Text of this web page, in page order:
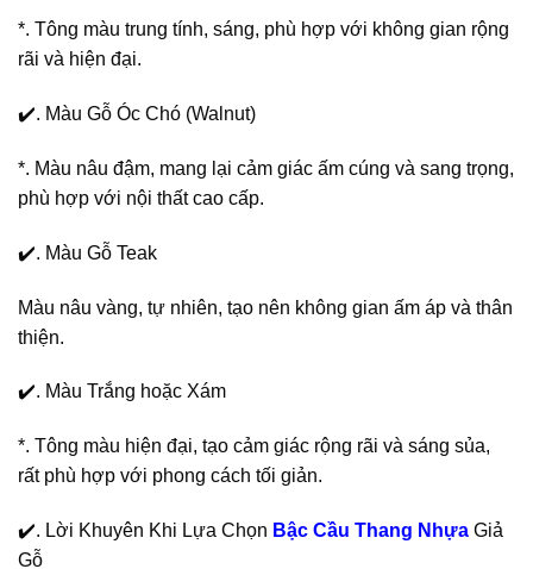
*. Tông màu trung tính, sáng, phù hợp với không gian rộng
rãi và hiện đại.
✔️. Màu Gỗ Óc Chó (Walnut)
*. Màu nâu đậm, mang lại cảm giác ấm cúng và sang trọng,
phù hợp với nội thất cao cấp.
✔️. Màu Gỗ Teak
Màu nâu vàng, tự nhiên, tạo nên không gian ấm áp và thân
thiện.
✔️. Màu Trắng hoặc Xám
*. Tông màu hiện đại, tạo cảm giác rộng rãi và sáng sủa,
rất phù hợp với phong cách tối giản.
✔️. Lời Khuyên Khi Lựa Chọn Bậc Cầu Thang Nhựa Giả
Gỗ